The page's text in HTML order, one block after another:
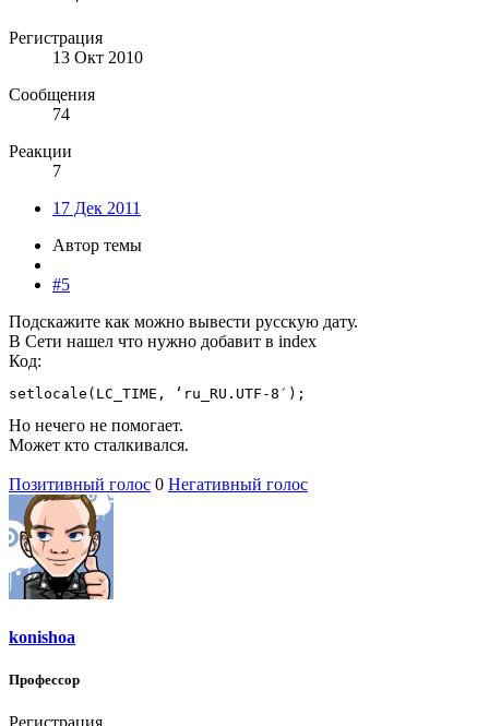
Регистрация
13 Окт 2010
Сообщения
74
Реакции
7
17 Дек 2011
Автор темы
#5
Подскажите как можно вывести русскую дату.
В Сети нашел что нужно добавит в index
Код:
setlocale(LC_TIME, ‘ru_RU.UTF-8′);
Но нечего не помогает.
Может кто сталкивался.
Позитивный голос 0 Негативный голос
konishoa
Профессор
Регистрация